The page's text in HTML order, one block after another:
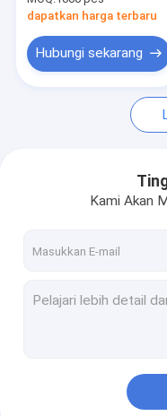
Bagian stamping
Suku Cadang
Bagian
Stamping Logam
Braket Stamping
Stempel Lembaran
Mesin CNC Medis
dapatkan harga terbaru
Hubungi sekarang
Kami Akan